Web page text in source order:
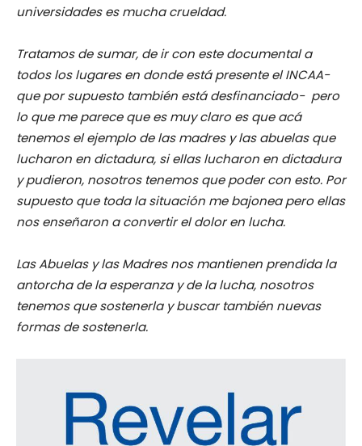
universidades es mucha crueldad.
Tratamos de sumar, de ir con este documental a
todos los lugares en donde está presente el INCAA-
que por supuesto también está desfinanciado- pero
lo que me parece que es muy claro es que acá
tenemos el ejemplo de las madres y las abuelas que
lucharon en dictadura, si ellas lucharon en dictadura
y pudieron, nosotros tenemos que poder con esto. Por
supuesto que toda la situación me bajonea pero ellas
nos enseñaron a convertir el dolor en lucha.
Las Abuelas y las Madres nos mantienen prendida la
antorcha de la esperanza y de la lucha, nosotros
tenemos que sostenerla y buscar también nuevas
formas de sostenerla.